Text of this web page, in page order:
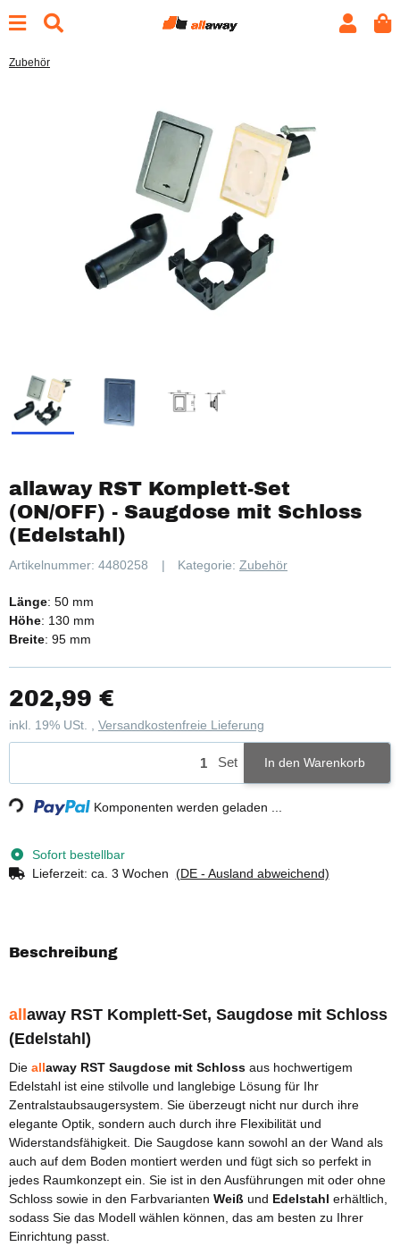
Zubehör
allaway RST Komplett-Set
(ON/OFF) - Saugdose mit Schloss
(Edelstahl)
Artikelnummer: 4480258 Kategorie: Zubehör
Länge: 50 mm
Höhe: 130 mm
Breite: 95 mm
202,99 €
inkl. 19% USt. , Versandkostenfreie Lieferung
Set In den Warenkorb
Loading... Komponenten werden geladen ...
Sofort bestellbar
Lieferzeit: ca. 3 Wochen (DE - Ausland abweichend)
Beschreibung
allaway RST Komplett-Set, Saugdose mit Schloss
(Edelstahl)
Die allaway RST Saugdose mit Schloss aus hochwertigem
Edelstahl ist eine stilvolle und langlebige Lösung für Ihr
Zentralstaubsaugersystem. Sie überzeugt nicht nur durch ihre
elegante Optik, sondern auch durch ihre Flexibilität und
Widerstandsfähigkeit. Die Saugdose kann sowohl an der Wand als
auch auf dem Boden montiert werden und fügt sich so perfekt in
jedes Raumkonzept ein. Sie ist in den Ausführungen mit oder ohne
Schloss sowie in den Farbvarianten Weiß und Edelstahl erhältlich,
sodass Sie das Modell wählen können, das am besten zu Ihrer
Einrichtung passt.